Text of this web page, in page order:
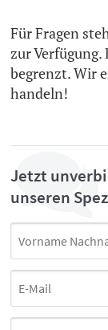
Für Fragen
zur
begrenzt. Wir
handeln!
Jetzt
unseren